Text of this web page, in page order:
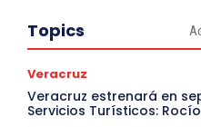
Topics
Veracruz
Veracruz estrenará en
Servicios Turísticos: